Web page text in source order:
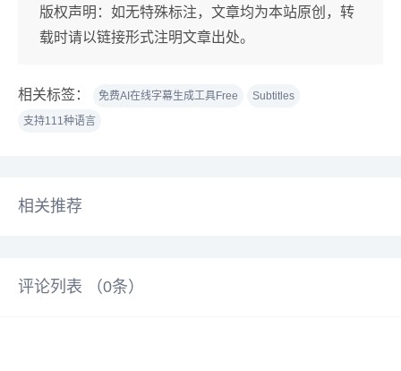
版权声明： 如无特殊标注，文章均为本站原创，转
载时请以链接形式注明文章出处。
相关标签： 免费AI在线字幕生成工具Free
Subtitles
支持111种语言
相关推荐
评论列表 （0条）